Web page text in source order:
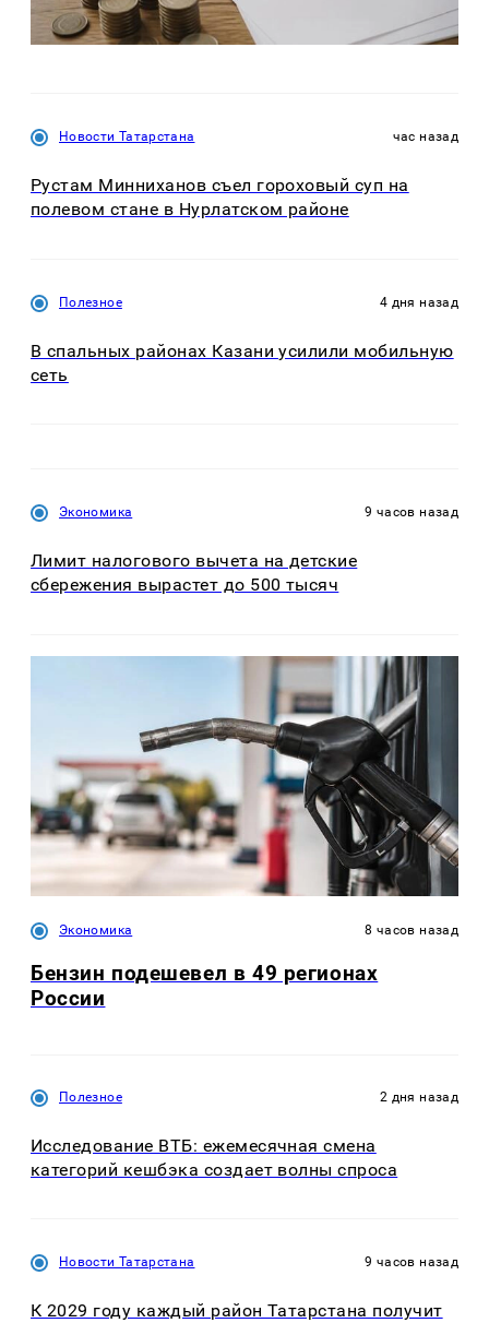
Новости Татарстана час назад
Рустам Минниханов съел гороховый суп на
полевом стане в Нурлатском районе
Полезное 4 дня назад
В спальных районах Казани усилили мобильную
сеть
Экономика 9 часов назад
Лимит налогового вычета на детские
сбережения вырастет до 500 тысяч
Экономика 8 часов назад
Бензин подешевел в 49 регионах
России
Полезное 2 дня назад
Исследование ВТБ: ежемесячная смена
категорий кешбэка создает волны спроса
Новости Татарстана 9 часов назад
К 2029 году каждый район Татарстана получит